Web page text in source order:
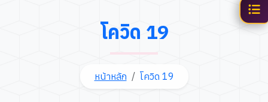
โควิด 19
หน้าหลัก โควิด 19